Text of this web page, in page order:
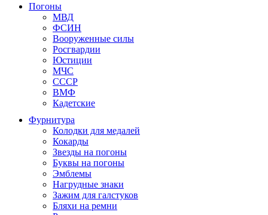
Погоны
МВД
ФСИН
Вооруженные силы
Росгвардии
Юстиции
МЧС
СССР
ВМФ
Кадетские
Фурнитура
Колодки для медалей
Кокарды
Звезды на погоны
Буквы на погоны
Эмблемы
Нагрудные знаки
Зажим для галстуков
Бляхи на ремни